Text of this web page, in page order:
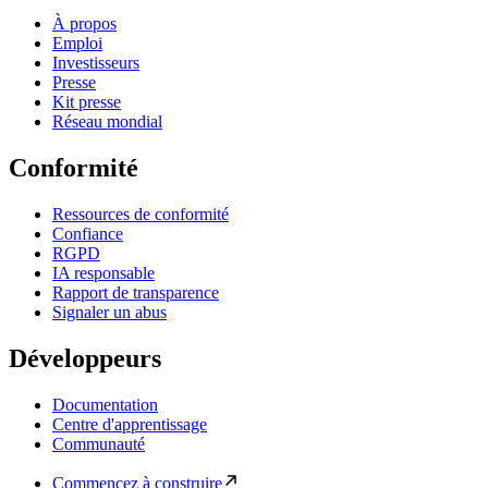
À propos
Emploi
Investisseurs
Presse
Kit presse
Réseau mondial
Conformité
Ressources de conformité
Confiance
RGPD
IA responsable
Rapport de transparence
Signaler un abus
Développeurs
Documentation
Centre d'apprentissage
Communauté
Commencez à construire